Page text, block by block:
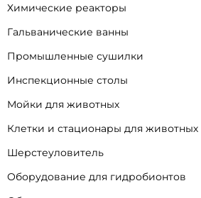
Химические реакторы
Гальванические ванны
Промышленные сушилки
Инспекционные столы
Мойки для животных
Клетки и стационары для животных
Шерстеуловитель
Оборудование для гидробионтов